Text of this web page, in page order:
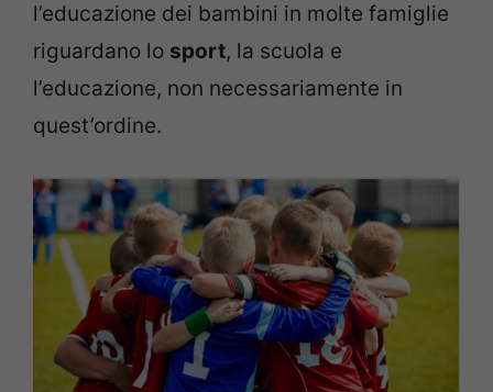
l’educazione dei bambini in molte famiglie
riguardano lo sport, la scuola e
l’educazione, non necessariamente in
quest’ordine.